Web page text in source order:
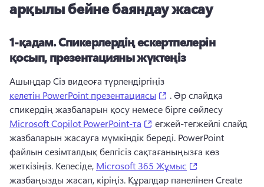
арқылы бейне баяндау жасау
1-қадам.Спикерлердің ескертпелерін
қосып, презентацияны жүктеңіз
Ашыңдар Сіз видеоға түрлендіргіңіз
келетін PowerPoint презентациясы
(opens in a new tab)
. Әр слайдқа
спикердің жазбаларын қосу немесе бірге сөйлесу
Microsoft Copilot PowerPoint-та
(opens in a new tab)
егжей-тегжейлі слайд
жазбаларын жасауға мүмкіндік береді. PowerPoint
файлын сезімталдық белгісіз сақтағаныңызға көз
жеткізіңіз. Келесіде, Microsoft 365 Жұмыс
жазбаңызды жасап, кіріңіз. Құралдар панелінен Create